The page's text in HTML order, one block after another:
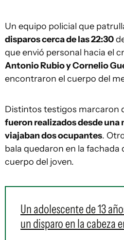
Un equipo policial que
disparos cerca de las 22:30
que envió personal hacia el
Antonio Rubio y Cornelio
encontraron el cuerpo del
Distintos testigos marcaron
fueron realizados desde una
viajaban dos ocupantes.
bala quedaron en la fachada
cuerpo del joven.
Un adolescente de 13
un disparo en la cabeza